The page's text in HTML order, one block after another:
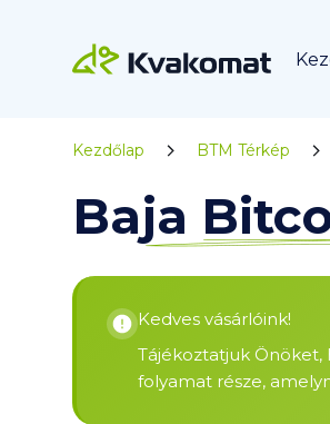
Kezdőlap BTM Térkép
Baja
Kedves vásárlóink!
Tájékoztatjuk Önöket,
folyamat része,